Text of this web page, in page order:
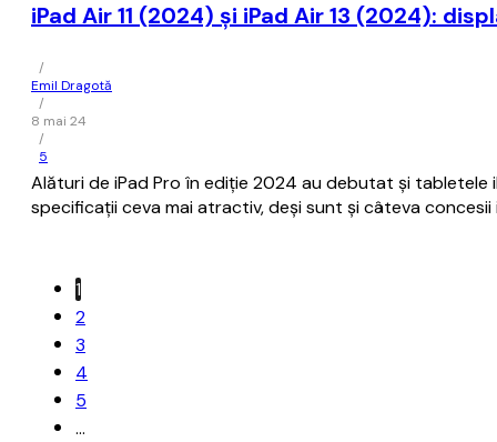
iPad Air 11 (2024) și iPad Air 13 (2024):
/
Emil Dragotă
/
8 mai 24
/
5
Alături de iPad Pro în ediție 2024 au debutat și
specificații ceva mai atractiv, deși sunt și câteva
1
2
3
4
5
…